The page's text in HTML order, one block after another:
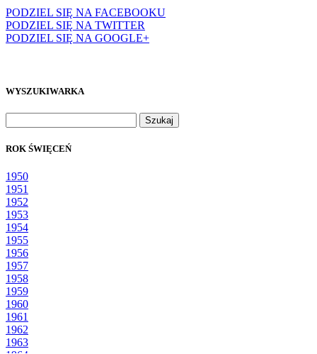
PODZIEL SIĘ NA FACEBOOKU
PODZIEL SIĘ NA TWITTER
PODZIEL SIĘ NA GOOGLE+
WYSZUKIWARKA
ROK ŚWIĘCEŃ
1950
1951
1952
1953
1954
1955
1956
1957
1958
1959
1960
1961
1962
1963